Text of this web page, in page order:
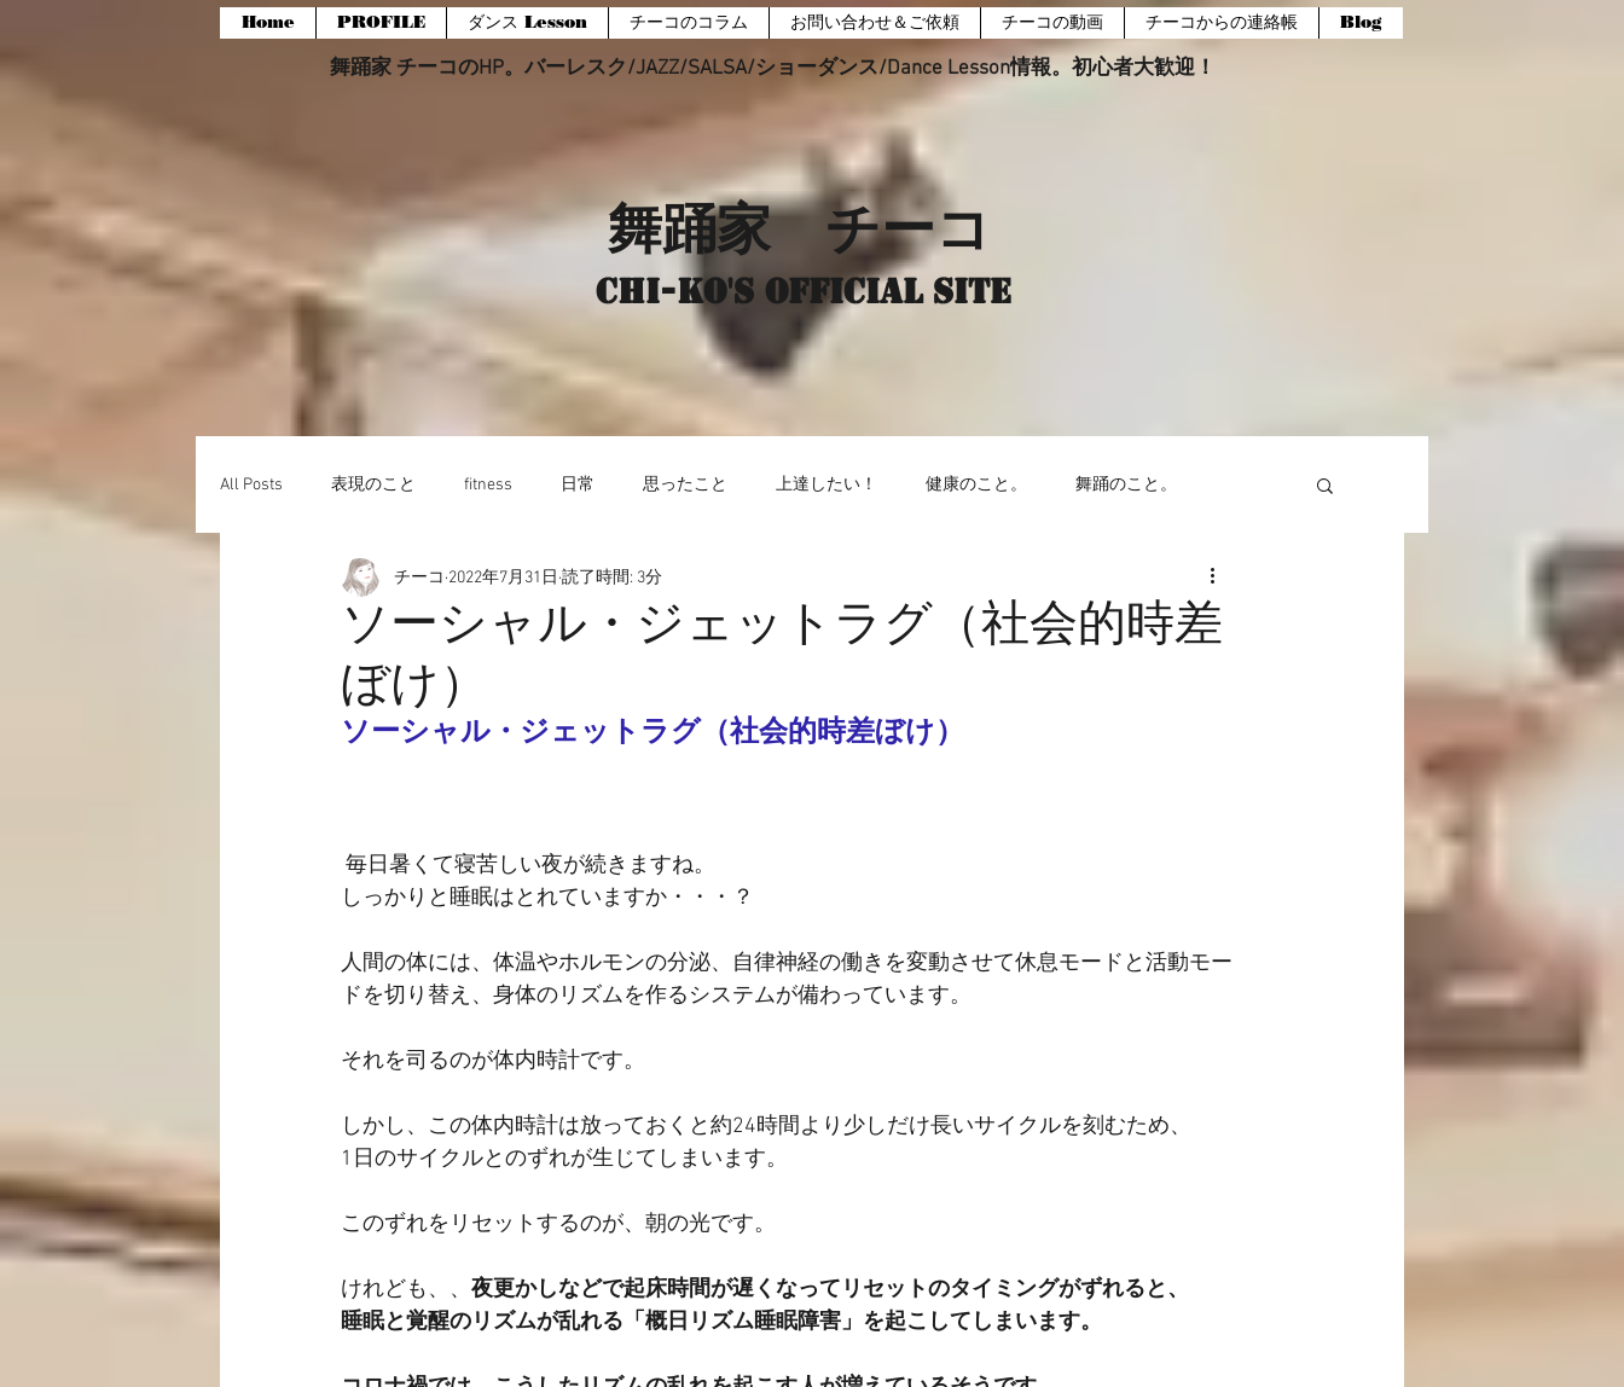
Home PROFILE ダンス Lesson チーコのコラム お問い合わせ＆ご依頼 チーコの動画 チーコからの連絡帳 Blog
舞踊家 チーコのHP。バーレスク/JAZZ/SALSA/ショーダンス/Dance Lesson情報。初心者大歓迎！
舞踊家 チーコ
Chi-ko's Official site
All Posts 表現のこと fitness 日常 思ったこと 上達したい！ 健康のこと。 舞踊のこと。
愉快なこと 動画☆
ソーシャル・ジェットラグ（社会的時差
ぼけ）
チーコ 2022年7月31日 読了時間: 3分
ソーシャル・ジェットラグ（社会的時差ぼけ）
毎日暑くて寝苦しい夜が続きますね。
しっかりと睡眠はとれていますか・・・？
人間の体には、体温やホルモンの分泌、自律神経の働きを変動させて休息モードと活動モー
ドを切り替え、身体のリズムを作るシステムが備わっています。
それを司るのが体内時計です。
しかし、この体内時計は放っておくと約24時間より少しだけ長いサイクルを刻むため、
1日のサイクルとのずれが生じてしまいます。
このずれをリセットするのが、朝の光です。
けれども、、 夜更かしなどで起床時間が遅くなってリセットのタイミングがずれると、
睡眠と覚醒のリズムが乱れる「概日リズム睡眠障害」を起こしてしまいます。